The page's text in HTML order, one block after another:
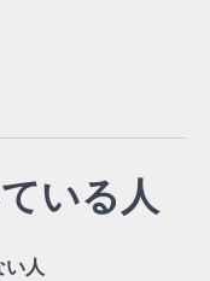
いる人
人